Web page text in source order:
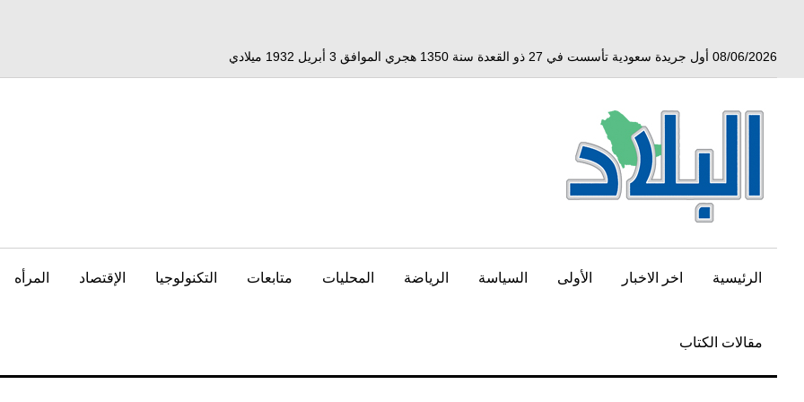
08/06/2026 أول جريدة سعودية تأسست في 27 ذو القعدة سنة 1350 هجري الموافق 3 أبريل 1932 ميلادي
الرئيسية اخر الاخبار الأولى السياسة الرياضة المحليات متابعات التكنولوجيا الإقتصاد المرأه
مقالات الكتاب